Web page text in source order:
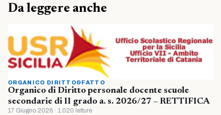
Da leggere anche
ORGANICO DIRITTO&FATTO
Organico di Diritto personale docente scuole
secondarie di II grado a. s. 2026/27 – RETTIFICA
17 Giugno 2026 · 1.020 letture